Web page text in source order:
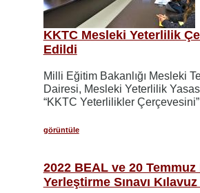
KKTC Mesleki Yeterlilik
Edildi
Milli Eğitim Bakanlığı Mesleki
Dairesi, Mesleki Yeterlilik
“KKTC Yeterlilikler
görüntüle
2022 BEAL ve 20
Yerleştirme Sınavı Kılavuz